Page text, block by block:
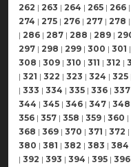
262 | 263 | 264 | 265 | 266 |
274 | 275 | 276 | 277 | 278 |
| 286 | 287 | 288 | 289 |
297 | 298 | 299 | 300 | 301 |
308 | 309 | 310 | 311 | 312 |
| 321 | 322 | 323 | 324 | 325
| 333 | 334 | 335 | 336 | 337
344 | 345 | 346 | 347 | 348
356 | 357 | 358 | 359 | 360 |
368 | 369 | 370 | 371 | 372 |
380 | 381 | 382 | 383 | 384
| 392 | 393 | 394 | 395 | 396